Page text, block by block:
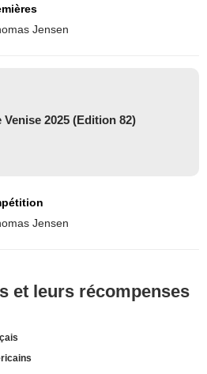
Jensen
Venise 2025 (Edition 82)
Jensen
et leurs récompenses